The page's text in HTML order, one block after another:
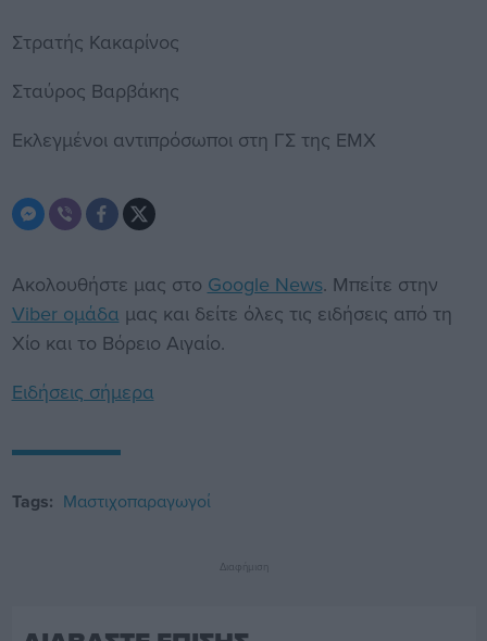
Στρατής Κακαρίνος
Σταύρος Βαρβάκης
Εκλεγμένοι αντιπρόσωποι στη ΓΣ της ΕΜΧ
Ακολουθήστε μας στο Google News. Μπείτε στην
Viber ομάδα μας και δείτε όλες τις ειδήσεις από τη
Χίο και το Βόρειο Αιγαίο.
Ειδήσεις σήμερα
Tags: Μαστιχοπαραγωγοί
Διαφήμιση